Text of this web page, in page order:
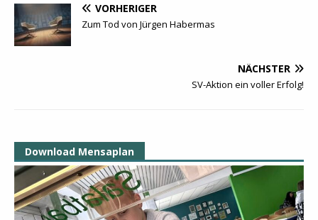
VORHERIGER
Zum Tod von Jürgen Habermas
NÄCHSTER
SV-Aktion ein voller Erfolg!
Download Mensaplan